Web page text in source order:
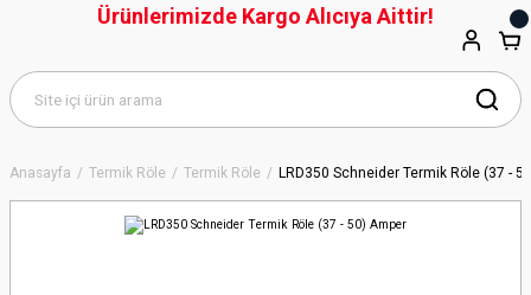
Anasayfa Termik Röle Termik Röle LRD350 Schneider Termik Röle (37 -
Ürünlerimizde Kargo Alıcıya Aittir!